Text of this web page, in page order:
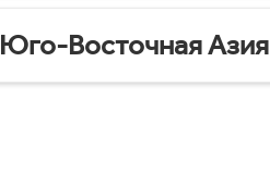
Юго-Восточная Азия